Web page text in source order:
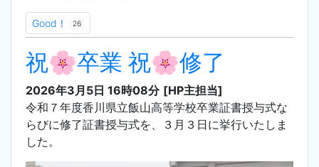
Good！ 26
祝🌸卒業 祝🌸修了
2026年3月5日 16時08分 [HP主担当]
令和７年度香川県立飯山高等学校卒業証書授与式な
らびに修了証書授与式を、３月３日に挙行いたしま
した。